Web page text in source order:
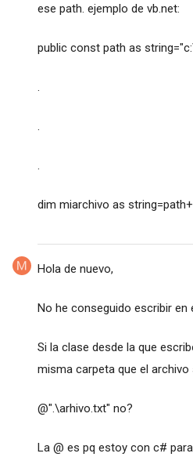
ese path. ejemplo de vb.net:
public const path as
.
.
.
dim miarchivo as
Hola de nuevo,
No he conseguido escribir en
Si la clase desde la que
misma carpeta que el archivo
@".\arhivo.txt" no?
La @ es pq estoy con c#